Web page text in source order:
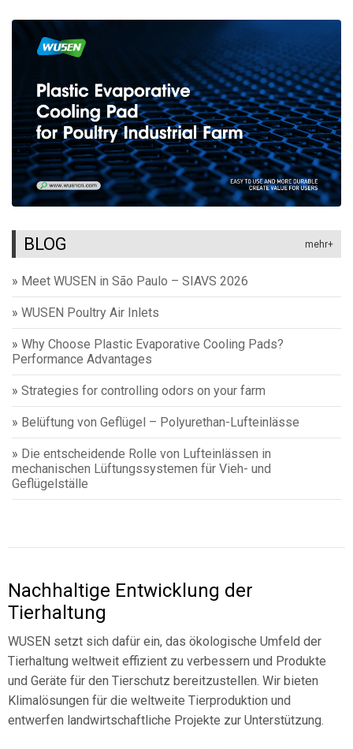
BLOG mehr+
» Meet WUSEN in São Paulo – SIAVS 2026
» WUSEN Poultry Air Inlets
» Why Choose Plastic Evaporative Cooling Pads?
Performance Advantages
» Strategies for controlling odors on your farm
» Belüftung von Geflügel – Polyurethan-Lufteinlässe
» Die entscheidende Rolle von Lufteinlässen in
mechanischen Lüftungssystemen für Vieh- und
Geflügelställe
Nachhaltige Entwicklung der
Tierhaltung
WUSEN setzt sich dafür ein, das ökologische Umfeld der
Tierhaltung weltweit effizient zu verbessern und Produkte
und Geräte für den Tierschutz bereitzustellen. Wir bieten
Klimalösungen für die weltweite Tierproduktion und
entwerfen landwirtschaftliche Projekte zur Unterstützung.